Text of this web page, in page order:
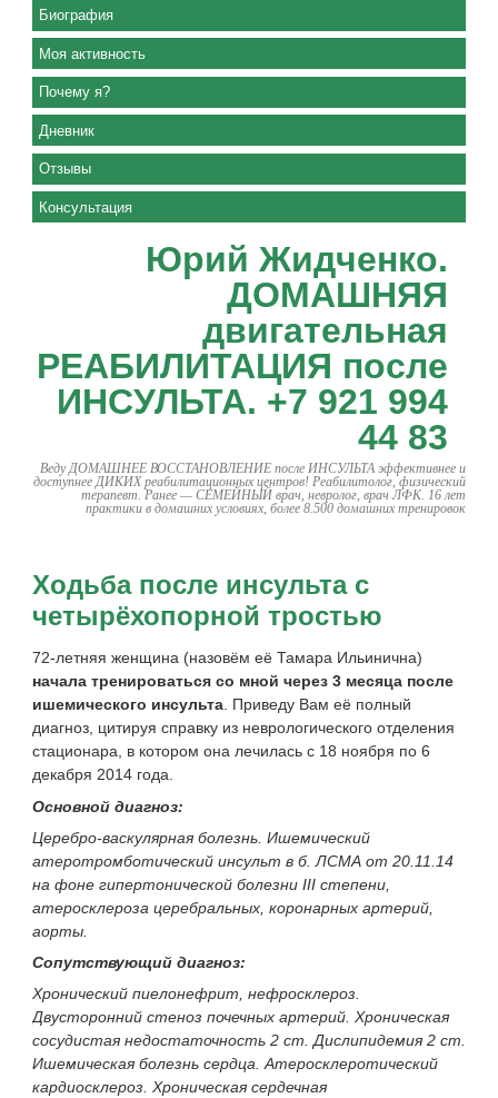
Биография
Моя активность
Почему я?
Дневник
Отзывы
Консультация
Юрий Жидченко.
ДОМАШНЯЯ
двигательная
РЕАБИЛИТАЦИЯ после
ИНСУЛЬТА. +7 921 994
44 83
Веду ДОМАШНЕЕ ВОССТАНОВЛЕНИЕ после ИНСУЛЬТА эффективнее и
доступнее ДИКИХ реабилитационных центров! Реабилитолог, физический
терапевт. Ранее — СЕМЕЙНЫЙ врач, невролог, врач ЛФК. 16 лет
практики в домашних условиях, более 8.500 домашних тренировок
Ходьба после инсульта с
четырёхопорной тростью
72-летняя женщина (назовём её Тамара Ильинична)
начала тренироваться со мной через 3 месяца после
ишемического инсульта. Приведу Вам её полный
диагноз, цитируя справку из неврологического отделения
стационара, в котором она лечилась с 18 ноября по 6
декабря 2014 года.
Основной диагноз:
Церебро-васкулярная болезнь. Ишемический
атеротромботический инсульт в б. ЛСМА от 20.11.14
на фоне гипертонической болезни III степени,
атеросклероза церебральных, коронарных артерий,
аорты.
Сопутствующий диагноз:
Хронический пиелонефрит, нефросклероз.
Двусторонний стеноз почечных артерий. Хроническая
сосудистая недостаточность 2 ст. Дислипидемия 2 ст.
Ишемическая болезнь сердца. Атеросклеротический
кардиосклероз. Хроническая сердечная